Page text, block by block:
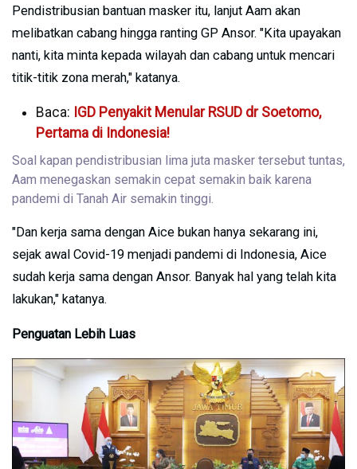
Pendistribusian bantuan masker itu, lanjut Aam akan
melibatkan cabang hingga ranting GP Ansor. "Kita upayakan
nanti, kita minta kepada wilayah dan cabang untuk mencari
titik-titik zona merah," katanya.
Baca: IGD Penyakit Menular RSUD dr Soetomo,
Pertama di Indonesia!
Soal kapan pendistribusian lima juta masker tersebut tuntas,
Aam menegaskan semakin cepat semakin baik karena
pandemi di Tanah Air semakin tinggi.
"Dan kerja sama dengan Aice bukan hanya sekarang ini,
sejak awal Covid-19 menjadi pandemi di Indonesia, Aice
sudah kerja sama dengan Ansor. Banyak hal yang telah kita
lakukan," katanya.
Penguatan Lebih Luas